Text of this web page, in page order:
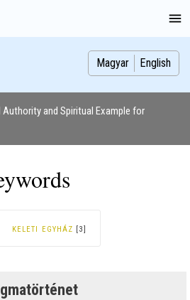
Magyar English
and Spiritual Example for
KELETI EGYHÁZ [3]